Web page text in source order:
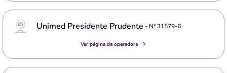
Unimed Presidente Prudente - Nº31579-6
Ver página da operadora